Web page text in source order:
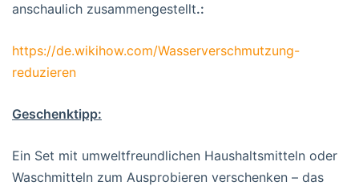
anschaulich zusammengestellt.:
https://de.wikihow.com/Wasserverschmutzung-
reduzieren
Geschenktipp:
Ein Set mit umweltfreundlichen Haushaltsmitteln oder
Waschmitteln zum Ausprobieren verschenken – das